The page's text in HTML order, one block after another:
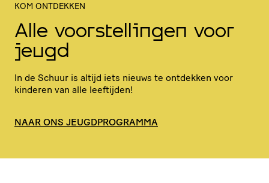
KOM ONTDEKKEN
Alle voorstellingen voor
jeugd
In de Schuur is altijd iets nieuws te ontdekken voor
kinderen van alle leeftijden!
NAAR ONS JEUGDPROGRAMMA